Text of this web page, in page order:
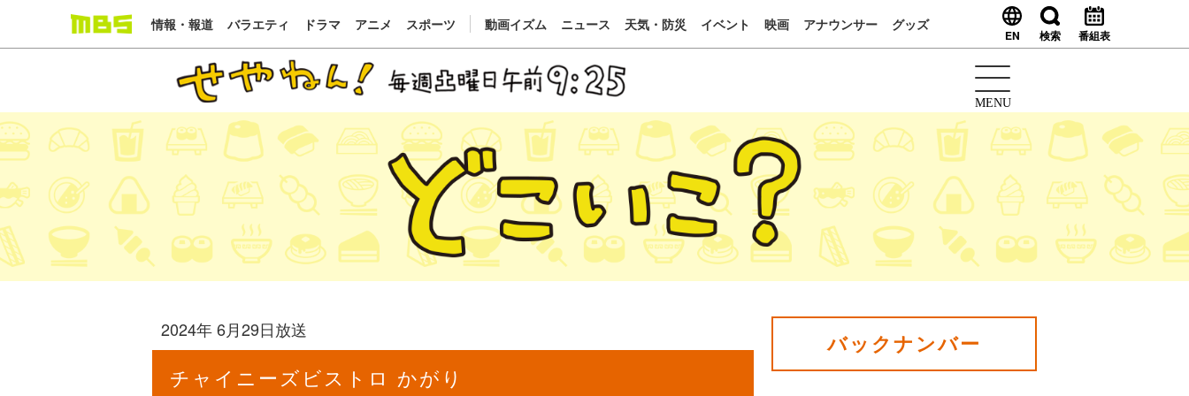
情報・報道 バラエティ ドラマ アニメ スポーツ 動画イズム ニュース 天気・防災 イベント 映画 アナウンサー グッズ
EN 検索 番組表
MENU
2024年 6月29日放送
チャイニーズビストロ かがり
バックナンバー